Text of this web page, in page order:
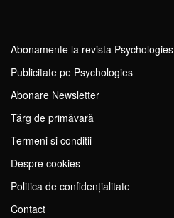
Abonamente la revista Psychologies
Publicitate pe Psychologies
Abonare Newsletter
Tărg de primăvară
Termeni si conditii
Despre cookies
Politica de confidențialitate
Contact